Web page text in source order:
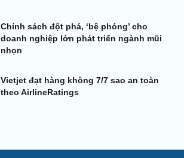
Chính sách đột phá, ‘bệ phóng’ cho
doanh nghiệp lớn phát triển ngành mũi
nhọn
Vietjet đạt hàng không 7/7 sao an toàn
theo AirlineRatings